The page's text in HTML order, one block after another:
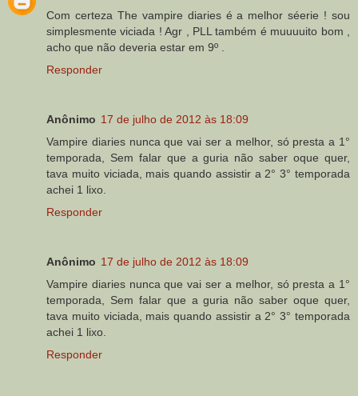
Com certeza The vampire diaries é a melhor séerie ! sou
simplesmente viciada ! Agr , PLL também é muuuuito bom ,
acho que não deveria estar em 9º .
Responder
Anônimo 17 de julho de 2012 às 18:09
Vampire diaries nunca que vai ser a melhor, só presta a 1°
temporada, Sem falar que a guria não saber oque quer,
tava muito viciada, mais quando assistir a 2° 3° temporada
achei 1 lixo.
Responder
Anônimo 17 de julho de 2012 às 18:09
Vampire diaries nunca que vai ser a melhor, só presta a 1°
temporada, Sem falar que a guria não saber oque quer,
tava muito viciada, mais quando assistir a 2° 3° temporada
achei 1 lixo.
Responder